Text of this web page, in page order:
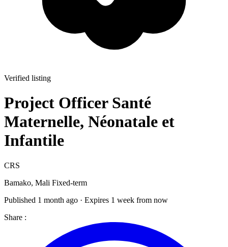
Verified listing
Project Officer Santé
Maternelle, Néonatale et
Infantile
CRS
Bamako, Mali Fixed-term
Published 1 month ago · Expires 1 week from now
Share :